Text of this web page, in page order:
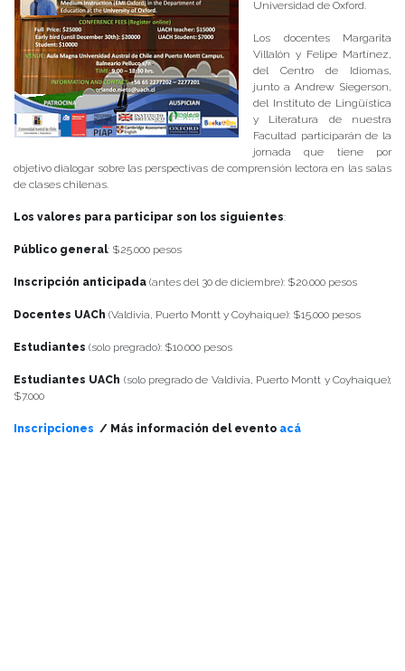
Universidad de Oxford.
Los docentes Margarita
Villalón y Felipe Martínez,
del Centro de Idiomas,
junto a Andrew Siegerson,
del Instituto de Lingüística
y Literatura de nuestra
Facultad participarán de la
jornada que tiene por
objetivo dialogar sobre las perspectivas de comprensión lectora en las salas
de clases chilenas.
Los valores para participar son los siguientes:
Público general: $25.000 pesos
Inscripción anticipada (antes del 30 de diciembre): $20.000 pesos
Docentes UACh (Valdivia, Puerto Montt y Coyhaique): $15.000 pesos
Estudiantes (solo pregrado): $10.000 pesos
Estudiantes UACh (solo pregrado de Valdivia, Puerto Montt y Coyhaique);
$7.000
Inscripciones / Más información del evento acá